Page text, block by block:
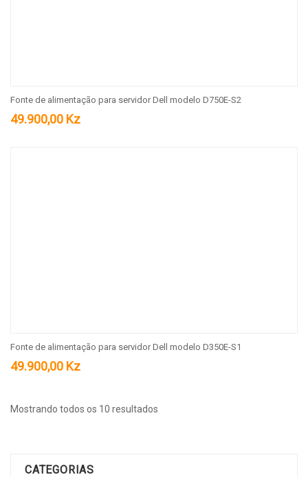
Fonte de alimentação para servidor Dell modelo D750E-S2
49.900,00 Kz
Fonte de alimentação para servidor Dell modelo D350E-S1
49.900,00 Kz
Mostrando todos os 10 resultados
CATEGORIAS